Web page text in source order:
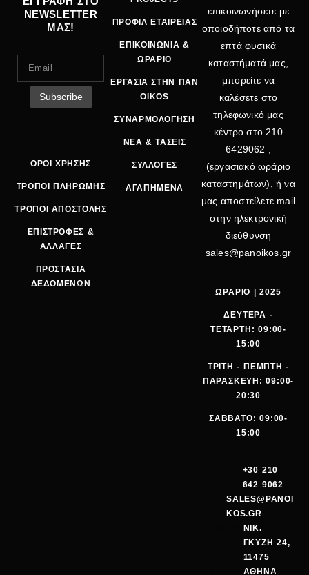
NEWSLETTER
ΜΑΣ!
ΟΡΟΙ ΧΡΗΣΗΣ
ΤΡΟΠΟΙ ΠΛΗΡΩΜΗΣ
ΤΡΟΠΟΙ ΑΠΟΣΤΟΛΗΣ
ΕΠΙΣΤΡΟΦΕΣ &
ΑΛΛΑΓΕΣ
ΠΡΟΣΤΑΣΙΑ
ΔΕΔΟΜΕΝΩΝ
ΠΡΟΦΙΛ ΕΤΑΙΡΕΙΑΣ
ΕΠΙΚΟΙΝΩΝΙΑ &
ΩΡΑΡΙΟ
ΕΡΓΑΣΙΑ ΣΤΗΝ ΠΑΝ
OIKOS
ΣΥΝΑΡΜΟΛΟΓΗΣΗ
ΝΕΑ & ΤΑΣΕΙΣ
ΣΥΛΛΟΓΕΣ
ΑΓΑΠΗΜΕΝΑ
επικοινωνήσετε με
οποιοδήποτε από τα
επτά φυσικά
καταστήματά μας,
μπορείτε να
καλέσετε στο
τηλεφωνικό μας
κέντρο στο 210
6429062
(εργασιακό ωράριο
καταστημάτων), ή να
μας αποστείλετε mail
στην ηλεκτρονική
διεύθυνση
sales@panoikos.gr
ΩΡΑΡΙΟ | 2025
ΔΕΥΤΕΡΑ -
ΤΕΤΑΡΤΗ: 09:00-
15:00
ΤΡΙΤΗ - ΠΕΜΠΤΗ -
ΠΑΡΑΣΚΕΥΗ: 09:00-
20:30
ΣΑΒΒΑΤΟ: 09:00-
15:00
+30 210
642 9062
SALES@PANOI
KOS.GR
ΝΙΚ.
ΓΚΥΖΗ 24,
11475
ΑΘΗΝΑ